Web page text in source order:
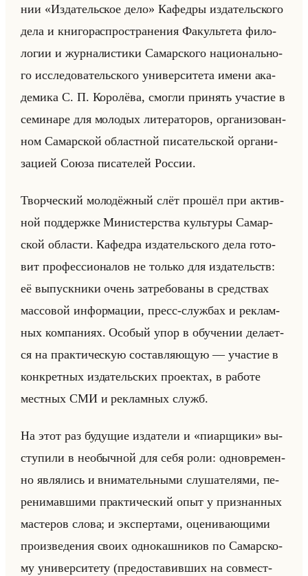
нии «Издательское дело» Ка­фед­ры из­да­тельско­го
дела и кни­го­рас­про­стра­не­ния Фа­культе­та фи­ло­
ло­гии и жур­на­ли­сти­ки Са­мар­ско­го на­ци­онально­
го ис­сле­до­ва­тельско­го уни­вер­си­те­та имени ака­
де­ми­ка С. П. Ко­ро­лё­ва, смог­ли при­нять уча­стие в
се­ми­на­ре для мо­ло­дых ли­те­ра­то­ров, ор­га­ни­зо­ван­
ном Са­мар­ской об­ласт­ной пи­са­тельской ор­га­ни­
за­ци­ей Союза пи­са­те­лей Рос­сии.
Твор­че­ский мо­ло­дёж­ный слёт про­шёл при ак­тив­
ной под­держ­ке Ми­ни­стер­ства культу­ры Са­мар­
ской об­ла­сти. Ка­фед­ра из­да­тельско­го дела го­то­
вит про­фес­си­она­лов не только для из­да­тельств:
её вы­пуск­ни­ки очень за­тре­бо­ва­ны в сред­ствах
мас­со­вой ин­фор­ма­ции, пресс-служ­бах и ре­клам­
ных ком­па­ни­ях. Осо­бый упор в обу­че­нии де­ла­ет­
ся на прак­ти­че­скую со­став­ля­ющую — уча­стие в
кон­крет­ных из­да­тельских про­ек­тах, в ра­бо­те
мест­ных СМИ и ре­клам­ных служб.
На этот раз бу­ду­щие из­да­те­ли и «пиарщики» вы­
сту­пи­ли в необыч­ной для себя роли: од­но­вре­мен­
но яв­ля­лись и вни­ма­тельны­ми слу­ша­те­ля­ми, пе­
ре­ни­мав­ши­ми прак­ти­че­ский опыт у при­знан­ных
ма­сте­ров слова; и экс­пер­та­ми, оце­ни­ва­ющи­ми
про­из­ве­де­ния своих од­но­каш­ни­ков по Са­мар­ско­
му уни­вер­си­те­ту (предо­ста­вив­ших на сов­мест­